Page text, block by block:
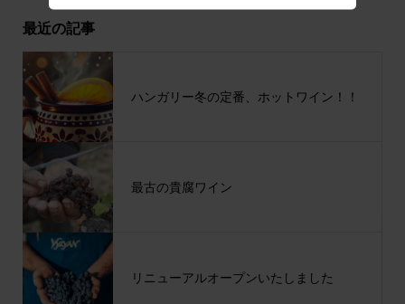
最近の記事
ハンガリー冬の定番、ホットワイン！！
最古の貴腐ワイン
リニューアルオープンいたしました